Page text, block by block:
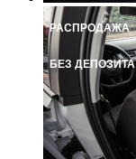
РАСПРОДАЖА
БЕЗ ДЕПОЗИТА